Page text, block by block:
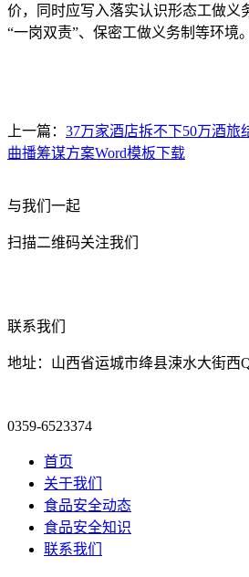
价，同时应写入落实认识形态工做义
“一岗双责”、保密工做义务制等环境。
上一篇： 37万家酒店拆不下50万酒旅
曲播筹谋方案Word模板下载
与我们一起
扫描二维码关注我们
联系我们
地址：山西省运城市绛县涑水大街西
0359-6523374
首页
关于我们
食品安全动态
食品安全知识
联系我们